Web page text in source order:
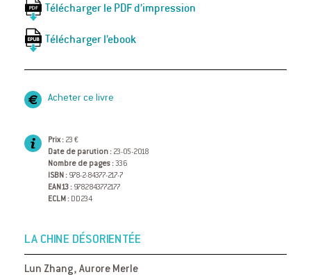
Télécharger le PDF d’impression
Télécharger l’ebook
Acheter ce livre
Prix : 23 €
Date de parution : 23-05-2018
Nombre de pages :336
ISBN : 978-2-84377-217-7
EAN13 : 9782843772177
ECLM : DD234
LA CHINE DÉSORIENTÉE
Lun Zhang, Aurore Merle